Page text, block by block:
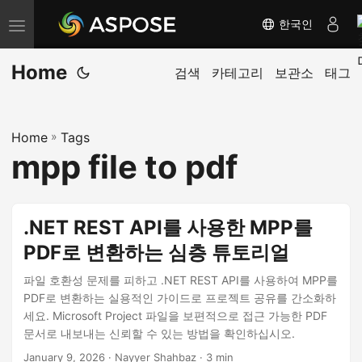
내
비
게
전
환
한국인
Home 검색 카테고리 보관소 태그
Home » Tags
mpp file to pdf
.NET REST API를 사용한 MPP를
PDF로 변환하는 심층 튜토리얼
파일 호환성 문제를 피하고 .NET REST API를 사용하여 MPP를
PDF로 변환하는 실용적인 가이드로 프로젝트 공유를 간소화하
세요. Microsoft Project 파일을 보편적으로 접근 가능한 PDF
문서로 내보내는 신뢰할 수 있는 방법을 확인하십시오.
January 9, 2026 · Nayyer Shahbaz · 3 min